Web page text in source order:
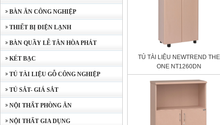
BÀN ĂN CÔNG NGHIỆP
THIẾT BỊ ĐIỆN LẠNH
BÀN QUẦY LỄ TÂN HÒA PHÁT
KÉT BẠC
TỦ TÀI LIỆU GỖ CÔNG NGHIỆP
TỦ SẮT- GIÁ SẮT
NỘI THẤT PHÒNG ĂN
NỘI THẤT GIA DỤNG
TỦ TÀI LIỆU NEWTREND THE
ONE NT1260DN